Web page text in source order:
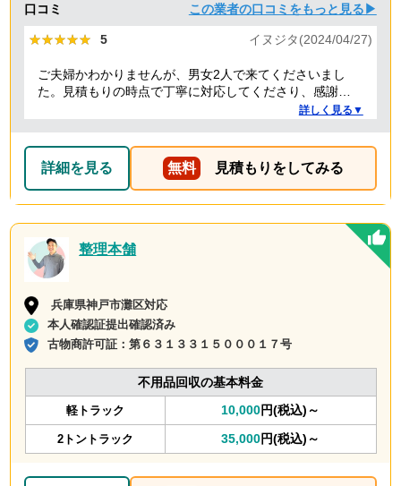
口コミ この業者の口コミをもっと見る▶
★★★★★
★★★★★ 5 イヌジタ(2024/04/27)
ご夫婦かわかりませんが、男女2人で来てくださいまし
た。見積もりの時点で丁寧に対応してくださり、感謝し
詳しく見る▼
詳細を見る 無料 見積もりをしてみる
整理本舗
兵庫県神戸市灘区対応
本人確認証提出確認済み
古物商許可証：第６３１３３１５０００１７号
不用品回収の基本料金
軽トラック 10,000円(税込)～
2トントラック 35,000円(税込)～